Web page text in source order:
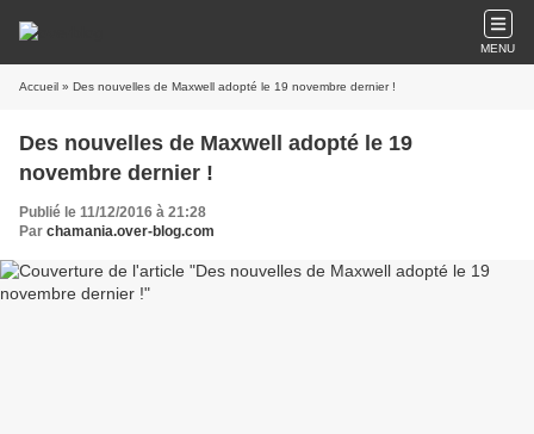
MENU
Accueil » Des nouvelles de Maxwell adopté le 19 novembre dernier !
Des nouvelles de Maxwell adopté le 19
novembre dernier !
Publié le 11/12/2016 à 21:28
Par chamania.over-blog.com